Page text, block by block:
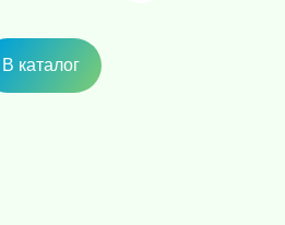
В каталог